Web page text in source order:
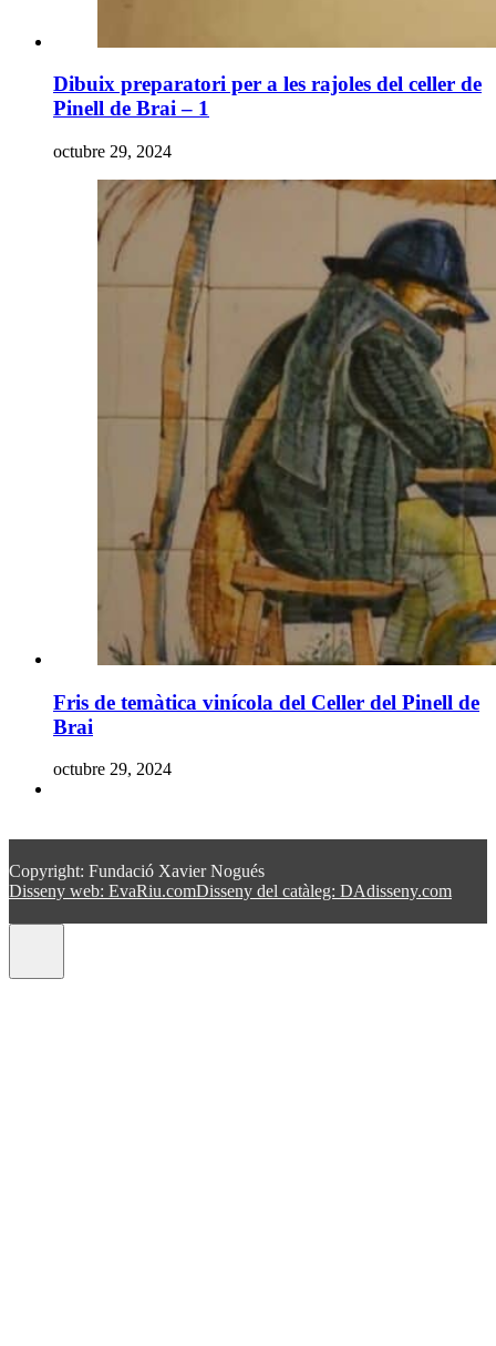
Dibuix preparatori per a les rajoles del celler de
Pinell de Brai – 1
octubre 29, 2024
Fris de temàtica vinícola del Celler del Pinell de
Brai
octubre 29, 2024
Copyright: Fundació Xavier Nogués
Disseny web: EvaRiu.comDisseny del catàleg: DAdisseny.com